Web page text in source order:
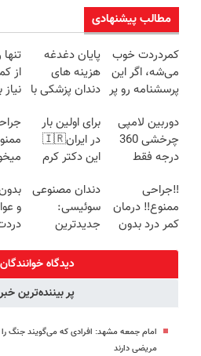
مطالب پیشنهادی
کمردردت خوب
می‌شه، اگر این
پرسشنامه رو پر
پایان دغدغه
هزینه های
دندان پزشکی با
کننده خانگی
از
دوربین لامپی
چرخشی 360
درجه فقط
🔥 پرداخت
درب منزل
برای اولین بار
در ایران🇮🇷
این دکتر کرم
روزه ساخت!
‼️جراحی
ممنوع‼️ درمان
کمر درد بدون
دندان مصنوعی
سوئیسی:
جدیدترین
سبک و مقاوم |
پرداخت قسطی
و
دیدگاه
پر بیننده‌ترین
امام جمعه مشهد: افرادی که می‌گویند جنگ را
مریضی دارند